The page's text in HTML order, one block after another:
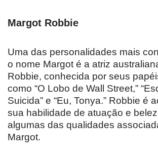
Margot Robbie
Uma das personalidades mais
o nome Margot é a atriz
Robbie, conhecida por seus
como “O Lobo de Wall Street,”
Suicida” e “Eu, Tonya.” Robbie é
sua habilidade de atuação e
algumas das qualidades
Margot.